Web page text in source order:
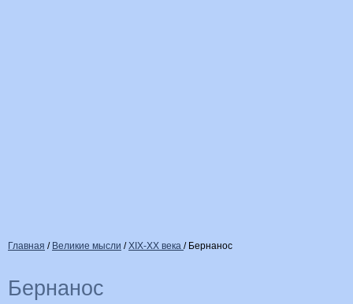
Главная / Великие мысли /XIX-XX века / Бернанос
Бернанос